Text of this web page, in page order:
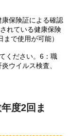
保険証による確認
れている健康保険
で使用が可能）
ください。6：職
ウイルス検査、
度2回ま